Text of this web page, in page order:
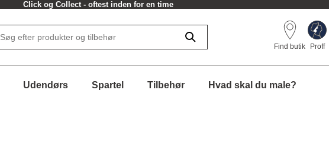
Click og Collect - oftest inden for en time
Find butik Proff
Udendørs Spartel Tilbehør Hvad skal du male?